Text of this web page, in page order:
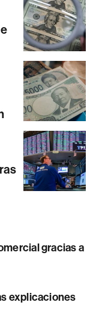
gracias a
explicaciones